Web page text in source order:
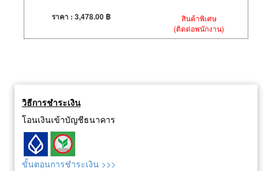
ราคา : 3,478.00 ฿
สินค้าพิเศษ
(ติดต่อพนักงาน)
วิธีการชำระเงิน
โอนเงินเข้าบัญชีธนาคาร
ขั้นตอนการชำระเงิน >>>